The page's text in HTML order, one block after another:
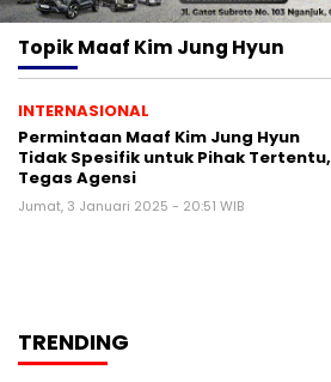
TopikMaaf Kim Jung Hyun
INTERNASIONAL
Permintaan Maaf Kim Jung Hyun
Tidak Spesifik untuk Pihak Tertentu,
Tegas Agensi
Jumat, 3 Januari 2025 - 20:51 WIB
TRENDING